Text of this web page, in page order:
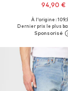
94,90 €
+
Disponible en
Ajouter au
À l'origine :
Dernier prix le plus